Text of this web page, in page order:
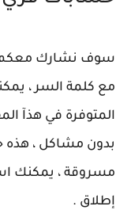
سوف نشارك معكم
مع كلمة السر ،
المتوفرة في هذآ
بدون مشاكل ، هذه
مسروقة ، يمكنك
إطلاق .